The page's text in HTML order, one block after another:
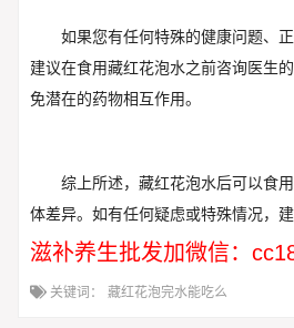
如果您有任何特殊的健康问题、
建议在食用藏红花泡水之前咨询医生
免潜在的药物相互作用。
综上所述，藏红花泡水后可以食
体差异。如有任何疑虑或特殊情况，
滋补养生批发加微信：
关键词： 藏红花泡完水能吃么